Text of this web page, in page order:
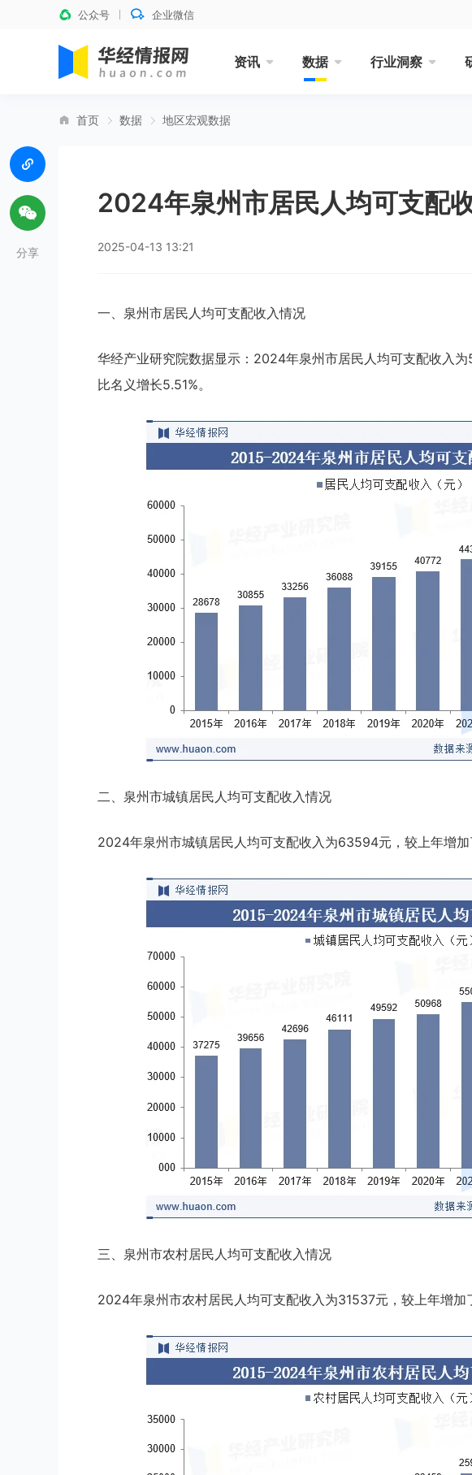
公众号 企业微信
资讯 数据 行业洞察
首页 数据 地区宏观数据
2024年泉州市居民人均可支配
2025-04-13 13:21
一、泉州市居民人均可支配收入情况
华经产业研究院数据显示：2024年泉州市居民人均可支配收入
比名义增长5.51%。
二、泉州市城镇居民人均可支配收入情况
2024年泉州市城镇居民人均可支配收入为63594元，较上年增加
三、泉州市农村居民人均可支配收入情况
2024年泉州市农村居民人均可支配收入为31537元，较上年增加
分享